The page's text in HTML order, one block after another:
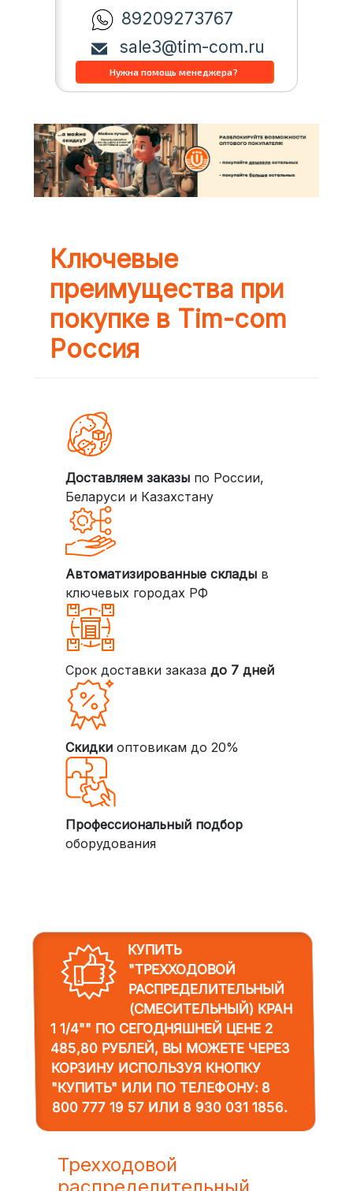
89209273767
sale3@tim-com.ru
Ключевые
преимущества при
покупке в Tim-com
Россия
Доставляем заказыпо России,
Беларуси и Казахстану
Автоматизированные складыв
ключевых городах РФ
Срок доставки заказа до 7 дней
Скидкиоптовикам до 20%
Профессиональный подбор
оборудования
КУПИТЬ
"ТРЕХХОДОВОЙ
РАСПРЕДЕЛИТЕЛЬНЫЙ
(СМЕСИТЕЛЬНЫЙ) КРАН
1 1/4"" ПО СЕГОДНЯШНЕЙ ЦЕНЕ 2
485,80 РУБЛЕЙ, ВЫ МОЖЕТЕ ЧЕРЕЗ
КОРЗИНУ ИСПОЛЬЗУЯ КНОПКУ
"КУПИТЬ" ИЛИ ПО ТЕЛЕФОНУ: 8
800 777 19 57ИЛИ 8 930 031 1856.
Трехходовой